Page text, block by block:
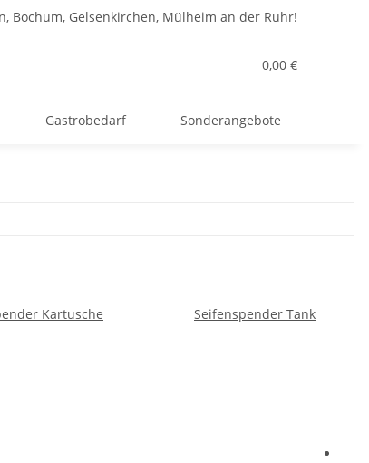
Bochum, Gelsenkirchen, Mülheim an der Ruhr!
0,00 €
Gastrobedarf Sonderangebote
Kartusche Seifenspender Tank